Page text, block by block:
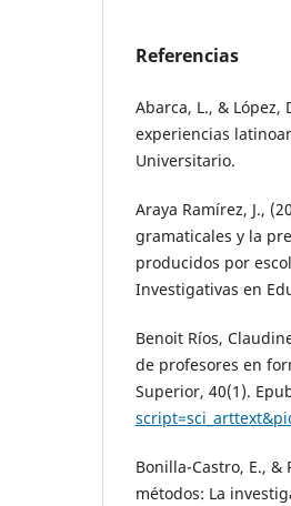
Referencias
Abarca, L., &
experiencias
Universitario.
Araya Ramírez, J.,
gramaticales y la
producidos por
Investigativas en
Benoit Ríos,
de profesores en
Superior, 40(1).
Bonilla-Castro, E., &
métodos: La